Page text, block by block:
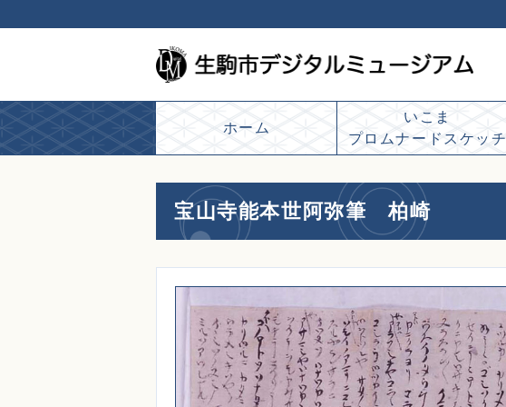
ホーム
いこま
プロムナードスケッチ
宝山寺能本世阿弥筆 柏崎